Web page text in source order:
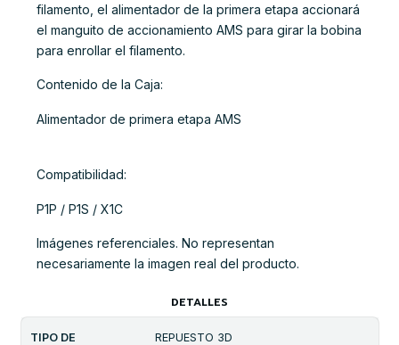
filamento, el alimentador de la primera etapa accionará
el manguito de accionamiento AMS para girar la bobina
para enrollar el filamento.
Contenido de la Caja:
Alimentador de primera etapa AMS
Compatibilidad:
P1P / P1S / X1C
Imágenes referenciales. No representan
necesariamente la imagen real del producto.
DETALLES
TIPO DE
REPUESTO 3D